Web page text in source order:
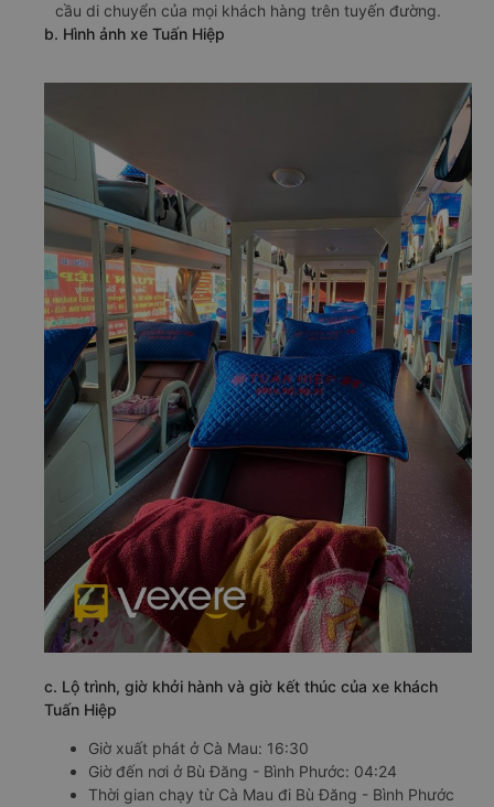
cầu di chuyển của mọi khách hàng trên tuyến đường.
b. Hình ảnh xe Tuấn Hiệp
c. Lộ trình, giờ khởi hành và giờ kết thúc của xe khách
Tuấn Hiệp
Giờ xuất phát ở Cà Mau: 16:30
Giờ đến nơi ở Bù Đăng - Bình Phước: 04:24
Thời gian chạy từ Cà Mau đi Bù Đăng - Bình Phước